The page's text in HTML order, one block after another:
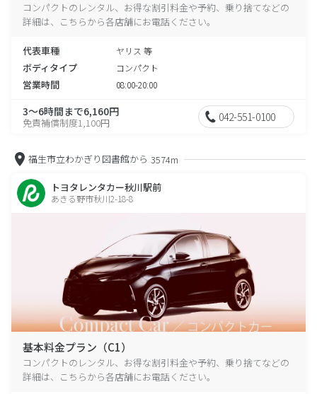
コンパクトのレンタル、お得な割引料金や予約、乗り捨てなどの
詳細は、こちらから各店舗にお電話ください。
代表車種 ヤリス 等
ボディタイプ コンパクト
営業時間 08:00-20:00
3～6時間まで6,160円
免責補償制度1,100円 042-551-0100
福生市立わかぎり図書館から 3574m
トヨタレンタカー秋川駅前
あきる野市秋川2-18-8
基本料金プラン（C1）
コンパクトのレンタル、お得な割引料金や予約、乗り捨てなどの
詳細は、こちらから各店舗にお電話ください。